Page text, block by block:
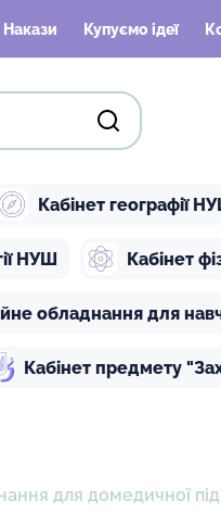
Накази Купуємо ідеї
Кабінет географії
НУШ Кабінет
обладнання для
Кабінет предмету
для домедичної